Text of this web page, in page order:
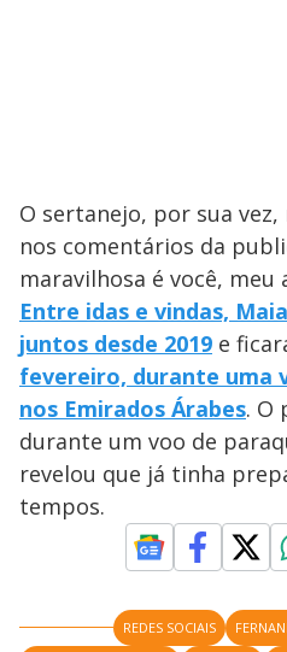
O sertanejo, por sua
nos comentários da
maravilhosa é você, meu
Entre idas e vindas,
juntos desde 2019 e
fevereiro, durante uma
nos Emirados Árabes. O
durante um voo de
revelou que já tinha
tempos.
REDES SOCIAIS